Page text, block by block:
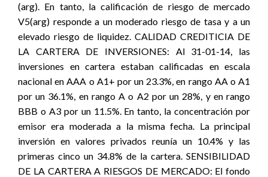
(arg). En tanto, la calificación de riesgo de mercado
V5(arg) responde a un moderado riesgo de tasa y a un
elevado riesgo de liquidez. CALIDAD CREDITICIA DE
LA CARTERA DE INVERSIONES: Al 31-01-14, las
inversiones en cartera estaban calificadas en escala
nacional en AAA o A1+ por un 23.3%, en rango AA o A1
por un 36.1%, en rango A o A2 por un 28%, y en rango
BBB o A3 por un 11.5%. En tanto, la concentración por
emisor era moderada a la misma fecha. La principal
inversión en valores privados reunía un 10.4% y las
primeras cinco un 34.8% de la cartera. SENSIBILIDAD
DE LA CARTERA A RIESGOS DE MERCADO: El fondo